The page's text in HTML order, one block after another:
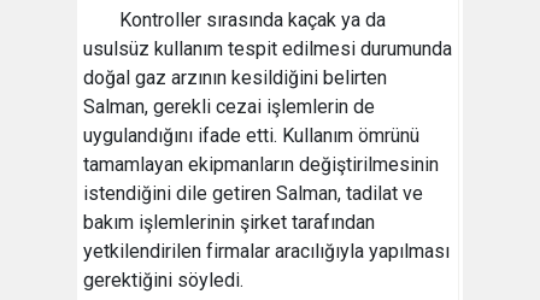
Kontroller sırasında kaçak ya da
usulsüz kullanım tespit edilmesi durumunda
doğal gaz arzının kesildiğini belirten
Salman, gerekli cezai işlemlerin de
uygulandığını ifade etti. Kullanım ömrünü
tamamlayan ekipmanların değiştirilmesinin
istendiğini dile getiren Salman, tadilat ve
bakım işlemlerinin şirket tarafından
yetkilendirilen firmalar aracılığıyla yapılması
gerektiğini söyledi.